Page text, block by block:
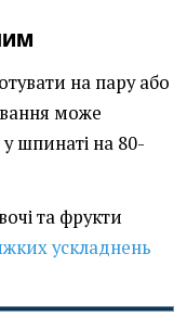
на пару або
може
шпинаті на 80-
та фрукти
ускладнень